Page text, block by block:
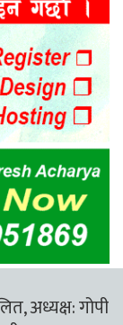
अध्यक्ष: गोपी